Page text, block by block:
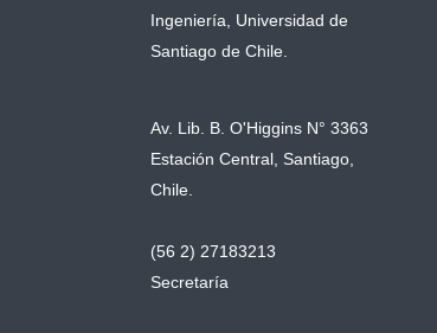
Ingeniería, Universidad de
Santiago de Chile.
Av. Lib. B. O'Higgins N° 3363
Estación Central, Santiago,
Chile.
(56 2) 27183213
Secretaría